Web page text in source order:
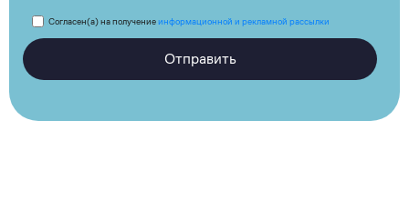
Согласен(а) на получениеинформационной и рекламной рассылки
Отправить